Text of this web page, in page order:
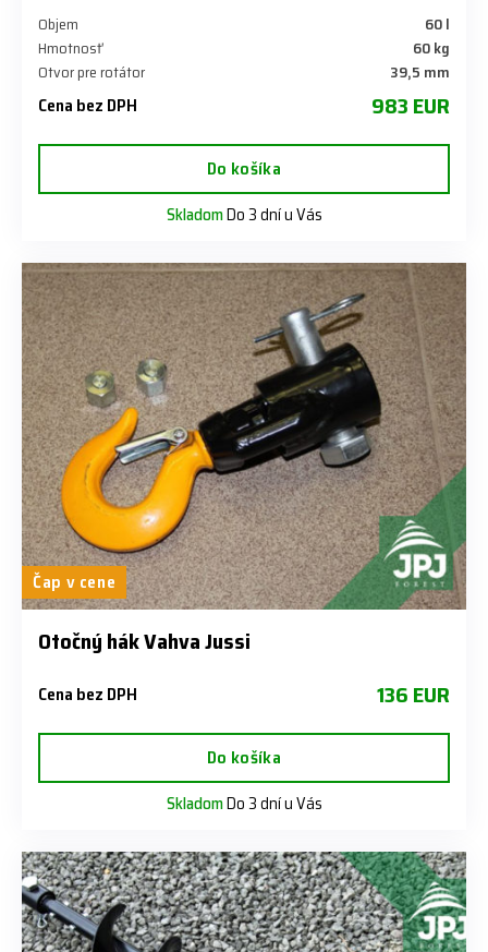
Objem
60 l
Hmotnosť
60 kg
Otvor pre rotátor
39,5 mm
Cena bez DPH 983 EUR
Do košíka
SkladomDo 3 dní u Vás
Čap v cene
Otočný hák Vahva Jussi
Cena bez DPH 136 EUR
Do košíka
SkladomDo 3 dní u Vás